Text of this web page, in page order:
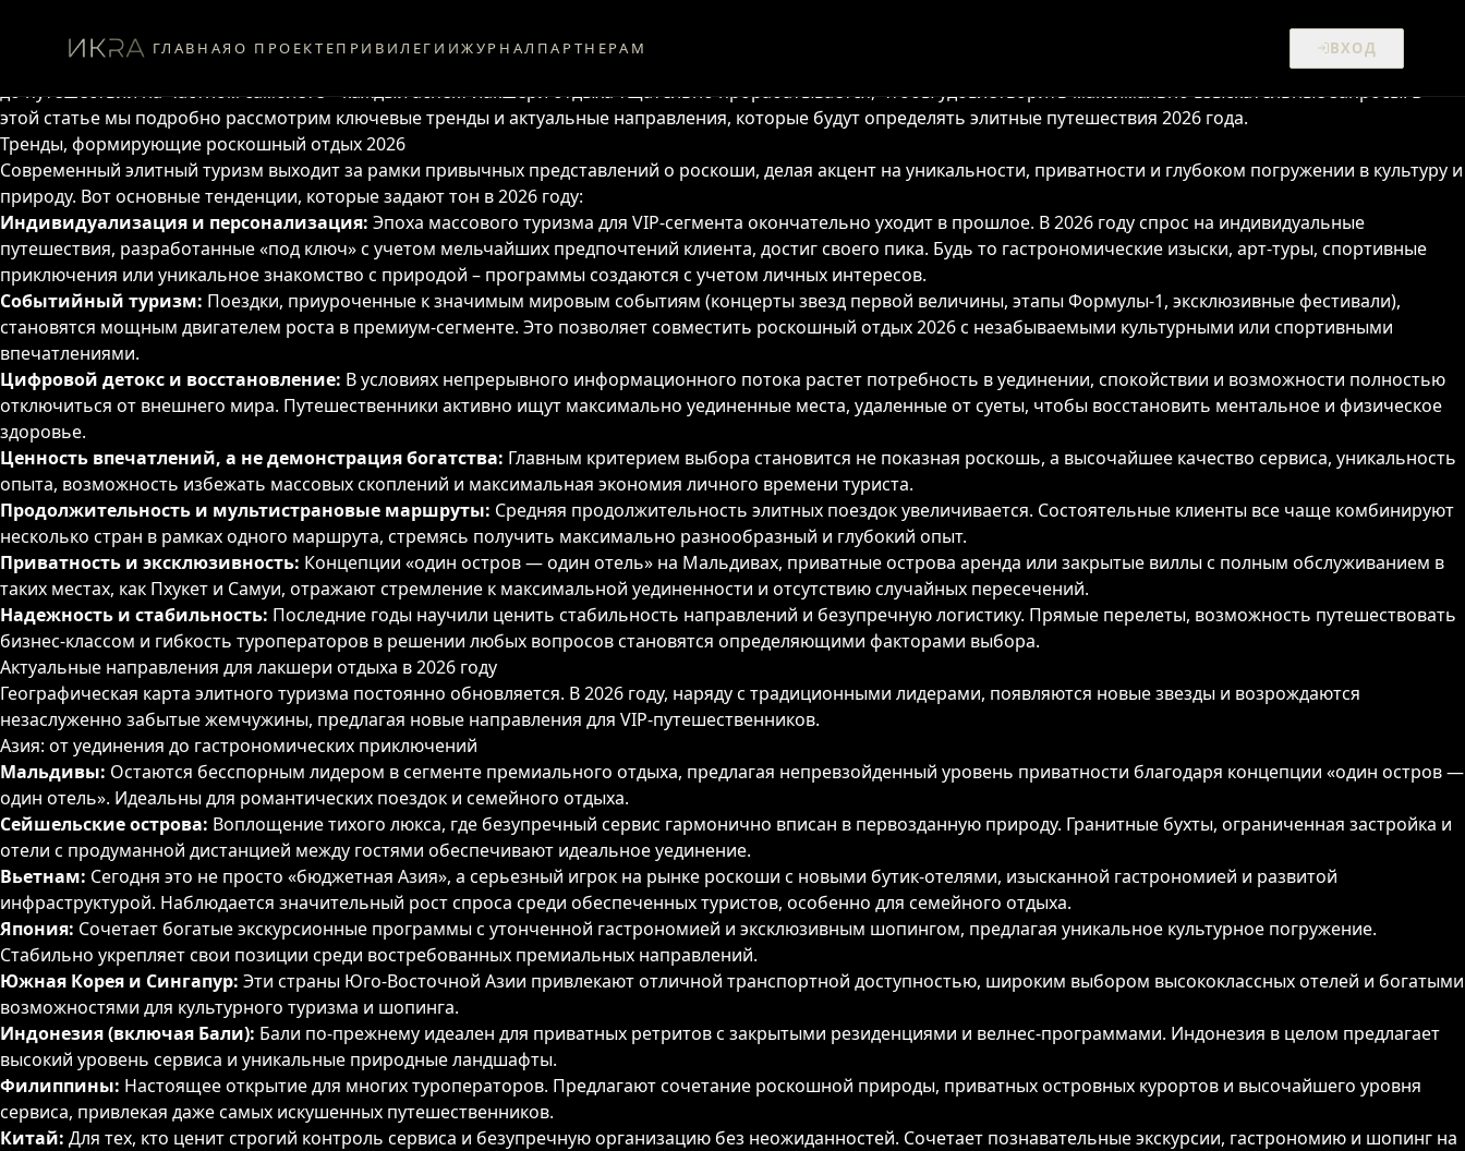
ГЛАВНАЯ О ПРОЕКТЕПРИВИЛЕГИИЖУРНАЛ ПАРТНЕРАМ ВХОД
Индустрия элитных путешествий постоянно эволюционирует, и 2026 год не стал исключением. Современные состоятельные клиенты ищут не просто демонстрацию
статуса, а глубоко персонализированный, уникальный опыт, способствующий восстановлению и обогащению. От эксклюзивных туров в самые отдаленные уголки мира
до путешествий на частном самолете – каждый аспект лакшери отдыха тщательно прорабатывается, чтобы удовлетворить максимально взыскательные запросы. В
этой статье мы подробно рассмотрим ключевые тренды и актуальные направления, которые будут определять элитные путешествия 2026 года.
Тренды, формирующие роскошный отдых 2026
Современный элитный туризм выходит за рамки привычных представлений о роскоши, делая акцент на уникальности, приватности и глубоком погружении в культуру и
природу. Вот основные тенденции, которые задают тон в 2026 году:
Индивидуализация и персонализация: Эпоха массового туризма для VIP-сегмента окончательно уходит в прошлое. В 2026 году спрос на индивидуальные
путешествия, разработанные «под ключ» с учетом мельчайших предпочтений клиента, достиг своего пика. Будь то гастрономические изыски, арт-туры, спортивные
приключения или уникальное знакомство с природой – программы создаются с учетом личных интересов.
Событийный туризм: Поездки, приуроченные к значимым мировым событиям (концерты звезд первой величины, этапы Формулы-1, эксклюзивные фестивали),
становятся мощным двигателем роста в премиум-сегменте. Это позволяет совместить роскошный отдых 2026 с незабываемыми культурными или спортивными
впечатлениями.
Цифровой детокс и восстановление: В условиях непрерывного информационного потока растет потребность в уединении, спокойствии и возможности полностью
отключиться от внешнего мира. Путешественники активно ищут максимально уединенные места, удаленные от суеты, чтобы восстановить ментальное и физическое
здоровье.
Ценность впечатлений, а не демонстрация богатства: Главным критерием выбора становится не показная роскошь, а высочайшее качество сервиса, уникальность
опыта, возможность избежать массовых скоплений и максимальная экономия личного времени туриста.
Продолжительность и мультистрановые маршруты: Средняя продолжительность элитных поездок увеличивается. Состоятельные клиенты все чаще комбинируют
несколько стран в рамках одного маршрута, стремясь получить максимально разнообразный и глубокий опыт.
Приватность и эксклюзивность: Концепции «один остров — один отель» на Мальдивах, приватные острова аренда или закрытые виллы с полным обслуживанием в
таких местах, как Пхукет и Самуи, отражают стремление к максимальной уединенности и отсутствию случайных пересечений.
Надежность и стабильность: Последние годы научили ценить стабильность направлений и безупречную логистику. Прямые перелеты, возможность путешествовать
бизнес-классом и гибкость туроператоров в решении любых вопросов становятся определяющими факторами выбора.
Актуальные направления для лакшери отдыха в 2026 году
Географическая карта элитного туризма постоянно обновляется. В 2026 году, наряду с традиционными лидерами, появляются новые звезды и возрождаются
незаслуженно забытые жемчужины, предлагая новые направления для VIP-путешественников.
Азия: от уединения до гастрономических приключений
Мальдивы: Остаются бесспорным лидером в сегменте премиального отдыха, предлагая непревзойденный уровень приватности благодаря концепции «один остров —
один отель». Идеальны для романтических поездок и семейного отдыха.
Сейшельские острова: Воплощение тихого люкса, где безупречный сервис гармонично вписан в первозданную природу. Гранитные бухты, ограниченная застройка и
отели с продуманной дистанцией между гостями обеспечивают идеальное уединение.
Вьетнам: Сегодня это не просто «бюджетная Азия», а серьезный игрок на рынке роскоши с новыми бутик-отелями, изысканной гастрономией и развитой
инфраструктурой. Наблюдается значительный рост спроса среди обеспеченных туристов, особенно для семейного отдыха.
Япония: Сочетает богатые экскурсионные программы с утонченной гастрономией и эксклюзивным шопингом, предлагая уникальное культурное погружение.
Стабильно укрепляет свои позиции среди востребованных премиальных направлений.
Южная Корея и Сингапур: Эти страны Юго-Восточной Азии привлекают отличной транспортной доступностью, широким выбором высококлассных отелей и богатыми
возможностями для культурного туризма и шопинга.
Индонезия (включая Бали): Бали по-прежнему идеален для приватных ретритов с закрытыми резиденциями и велнес-программами. Индонезия в целом предлагает
высокий уровень сервиса и уникальные природные ландшафты.
Филиппины: Настоящее открытие для многих туроператоров. Предлагают сочетание роскошной природы, приватных островных курортов и высочайшего уровня
сервиса, привлекая даже самых искушенных путешественников.
Китай: Для тех, кто ценит строгий контроль сервиса и безупречную организацию без неожиданностей. Сочетает познавательные экскурсии, гастрономию и шопинг на